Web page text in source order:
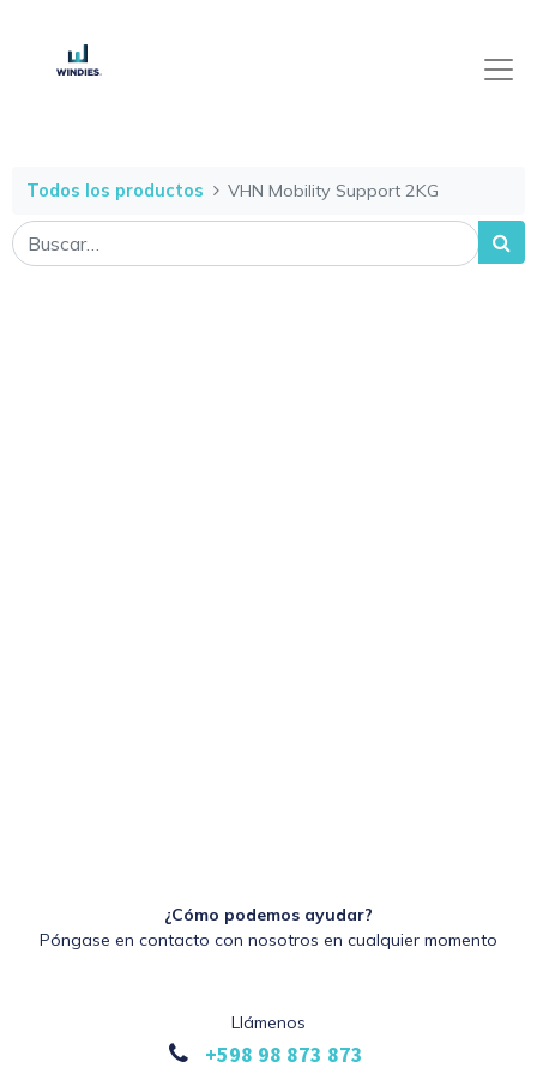
Todos los productos VHN Mobility Support 2KG
¿Cómo podemos ayudar?
Póngase en contacto con nosotros en cualquier momento
Llámenos
+598 98 873 873